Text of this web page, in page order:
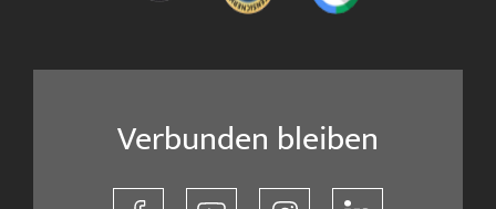
Verbunden bleiben